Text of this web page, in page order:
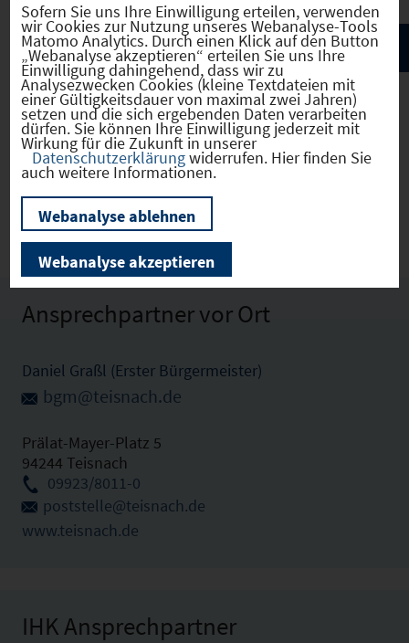
Teisnach(09276143)
Zu den Technologie- und Gründerzentren (1)
Ansprechpartner vor Ort
Daniel Graßl (Erster Bürgermeister)
bgm@teisnach.de
Prälat-Mayer-Platz 5
94244 Teisnach
09923/8011-0
poststelle@teisnach.de
www.teisnach.de
IHK Ansprechpartner
Sofern Sie uns Ihre Einwilligung erteilen, verwenden
wir Cookies zur Nutzung unseres Webanalyse-Tools
Matomo Analytics. Durch einen Klick auf den Button
„Webanalyse akzeptieren“ erteilen Sie uns Ihre
Einwilligung dahingehend, dass wir zu
Analysezwecken Cookies (kleine Textdateien mit
einer Gültigkeitsdauer von maximal zwei Jahren)
setzen und die sich ergebenden Daten verarbeiten
dürfen. Sie können Ihre Einwilligung jederzeit mit
Wirkung für die Zukunft in unserer
Datenschutzerklärungwiderrufen. Hier finden Sie
auch weitere Informationen.
Webanalyse ablehnen
Webanalyse akzeptieren